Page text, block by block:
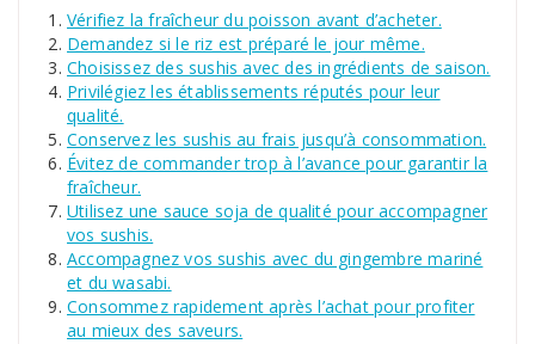
Vérifiez la fraîcheur du poisson avant d’acheter.
Demandez si le riz est préparé le jour même.
Choisissez des sushis avec des ingrédients de saison.
Privilégiez les établissements réputés pour leur
qualité.
Conservez les sushis au frais jusqu’à consommation.
Évitez de commander trop à l’avance pour garantir la
fraîcheur.
Utilisez une sauce soja de qualité pour accompagner
vos sushis.
Accompagnez vos sushis avec du gingembre mariné
et du wasabi.
Consommez rapidement après l’achat pour profiter
au mieux des saveurs.